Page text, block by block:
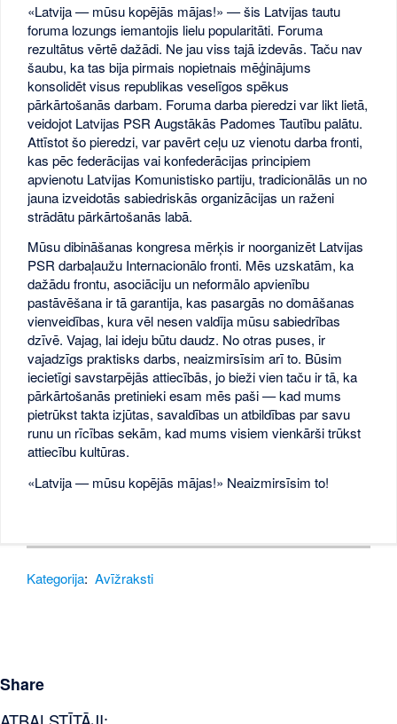
«Latvija — mūsu kopējās mājas!» — šis Latvijas tautu
foruma lozungs iemantojis lielu popularitāti. Foruma
rezultātus vērtē dažādi. Ne jau viss tajā izdevās. Taču nav
šaubu, ka tas bija pirmais nopietnais mēģinājums
konsolidēt visus republikas veselīgos spēkus
pārkārtošanās darbam. Foruma darba pieredzi var likt lietā,
veidojot Latvijas PSR Augstākās Padomes Tautību palātu.
Attīstot šo pieredzi, var pavērt ceļu uz vienotu darba fronti,
kas pēc federācijas vai konfederācijas principiem
apvienotu Latvijas Komunistisko partiju, tradicionālās un no
jauna izveidotās sabiedriskās organizācijas un raženi
strādātu pārkārtošanās labā.
Mūsu dibināšanas kongresa mērķis ir noorganizēt Latvijas
PSR darbaļaužu Internacionālo fronti. Mēs uzskatām, ka
dažādu frontu, asociāciju un neformālo apvienību
pastāvēšana ir tā garantija, kas pasargās no domāšanas
vienveidības, kura vēl nesen valdīja mūsu sabiedrības
dzīvē. Vajag, lai ideju būtu daudz. No otras puses, ir
vajadzīgs praktisks darbs, neaizmirsīsim arī to. Būsim
iecietīgi savstarpējās attiecībās, jo bieži vien taču ir tā, ka
pārkārtošanās pretinieki esam mēs paši — kad mums
pietrūkst takta izjūtas, savaldības un atbildības par savu
runu un rīcības sekām, kad mums visiem vienkārši trūkst
attiecību kultūras.
«Latvija — mūsu kopējās mājas!» Neaizmirsīsim to!
Kategorija: Avīžraksti
Share